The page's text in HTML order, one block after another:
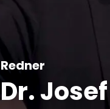
Redner
Dr.